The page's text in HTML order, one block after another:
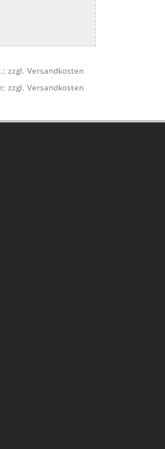
zzgl. Versandkosten
zzgl. Versandkosten